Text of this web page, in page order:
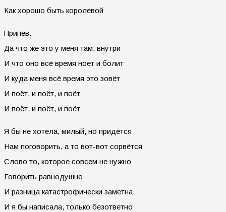
Как хорошо быть королевой
Припев:
Да что же это у меня там, внутри
И что оно всё время ноет и болит
И куда меня всё время это зовёт
И поёт, и поёт, и поёт
И поёт, и поёт, и поёт
Я бы не хотела, милый, но придётся
Нам поговорить, а то вот-вот сорвётся
Слово то, которое совсем не нужно
Говорить равнодушно
И разница катастрофически заметна
И я бы написала, только безответно